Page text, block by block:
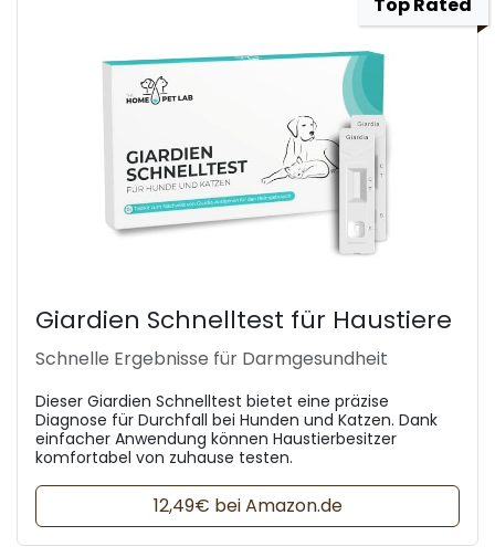
Giardien Schnelltest für Haustiere
Schnelle Ergebnisse für Darmgesundheit
Dieser Giardien Schnelltest bietet eine präzise
Diagnose für Durchfall bei Hunden und Katzen. Dank
einfacher Anwendung können Haustierbesitzer
komfortabel von zuhause testen.
12,49€ bei Amazon.de